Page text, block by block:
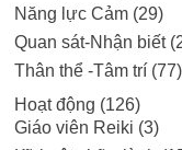
Năng lực Cảm(29)
Quan sát-Nhận biết
Thân thể -Tâm trí(77)
Hoạt động (126)
Giáo viên Reiki (3)